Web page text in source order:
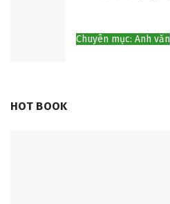
Chuyên mục: Anh văn
HOT BOOK